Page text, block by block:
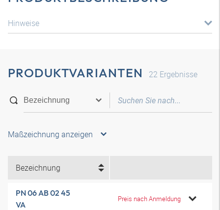
Hinweise
PRODUKTVARIANTEN 22 Ergebnisse
Maßzeichnung anzeigen
Bezeichnung
PN 06 AB 02 45
VA
Preis nach Anmeldung